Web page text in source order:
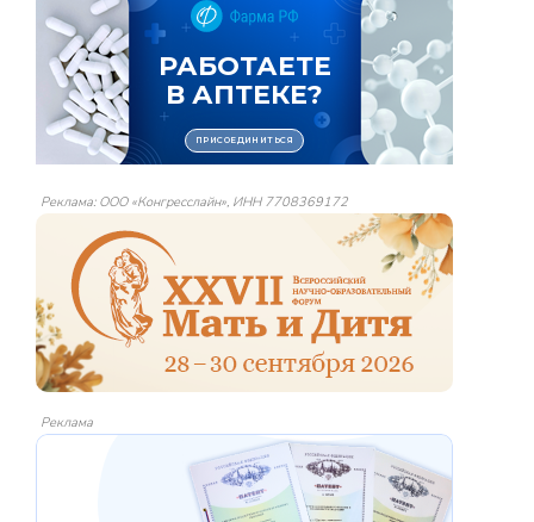
Реклама: ООО «Конгресслайн», ИНН 7708369172
Реклама